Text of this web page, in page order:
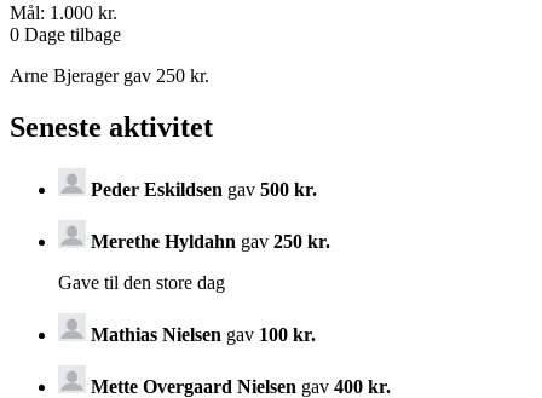
Mål: 1.000 kr.
0 Dage tilbage
Arne Bjerager gav 250 kr.
Seneste aktivitet
Peder Eskildsen gav 500 kr.
Merethe Hyldahn gav 250 kr.
Gave til den store dag
Mathias Nielsen gav 100 kr.
Mette Overgaard Nielsen gav 400 kr.